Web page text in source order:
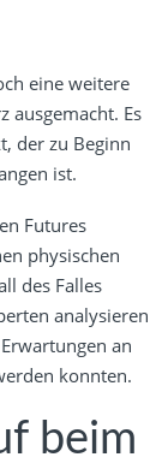
eine weitere
ausgemacht. Es
der zu Beginn
ist.
Futures
physischen
des Falles
analysieren
an
konnten.
beim